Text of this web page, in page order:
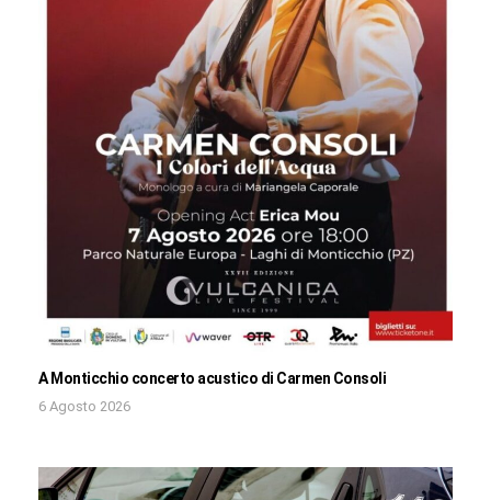
A Monticchio concerto acustico di Carmen Consoli
6 Agosto 2026